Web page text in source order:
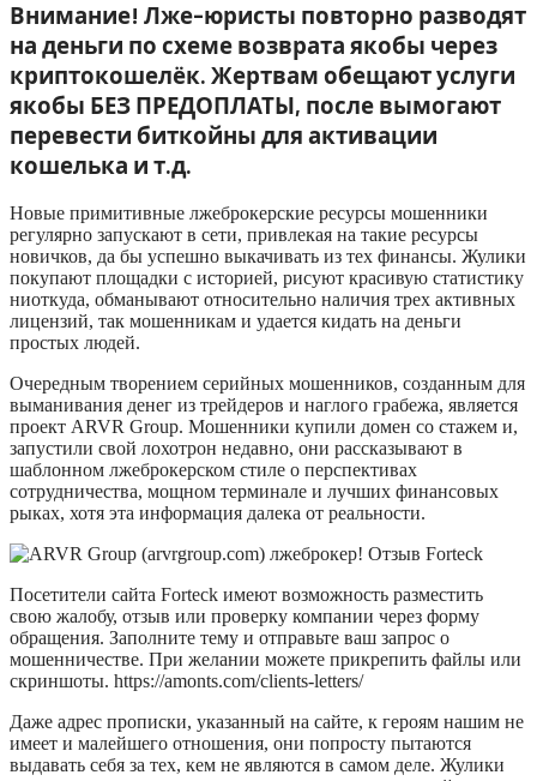
Внимание! Лже-юристы повторно разводят
на деньги по схеме возврата якобы через
криптокошелёк. Жертвам обещают услуги
якобы БЕЗ ПРЕДОПЛАТЫ, после вымогают
перевести биткойны для активации
кошелька и т.д.
Новые примитивные лжеброкерские ресурсы мошенники
регулярно запускают в сети, привлекая на такие ресурсы
новичков, да бы успешно выкачивать из тех финансы. Жулики
покупают площадки с историей, рисуют красивую статистику
ниоткуда, обманывают относительно наличия трех активных
лицензий, так мошенникам и удается кидать на деньги
простых людей.
Очередным творением серийных мошенников, созданным для
выманивания денег из трейдеров и наглого грабежа, является
проект ARVR Group. Мошенники купили домен со стажем и,
запустили свой лохотрон недавно, они рассказывают в
шаблонном лжеброкерском стиле о перспективах
сотрудничества, мощном терминале и лучших финансовых
рыках, хотя эта информация далека от реальности.
Посетители сайта Forteck имеют возможность разместить
свою жалобу, отзыв или проверку компании через форму
обращения. Заполните тему и отправьте ваш запрос о
мошенничестве. При желании можете прикрепить файлы или
скриншоты. https://amonts.com/clients-letters/
Даже адрес прописки, указанный на сайте, к героям нашим не
имеет и малейшего отношения, они попросту пытаются
выдавать себя за тех, кем не являются в самом деле. Жулики